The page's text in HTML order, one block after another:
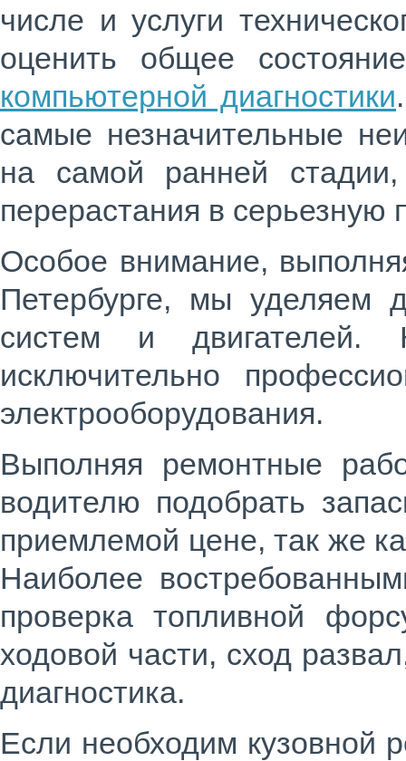
числе и услуги
оценить общее
компьютерной диагностики
самые незначительные
на самой ранней
перерастания в серьезную
Особое внимание,
Петербурге, мы уделяем
систем и двигателей.
исключительно
электрооборудования.
Выполняя ремонтные
водителю подобрать
приемлемой цене, так же
Наиболее
проверка топливной
ходовой части, сход
диагностика.
Если необходим кузовной